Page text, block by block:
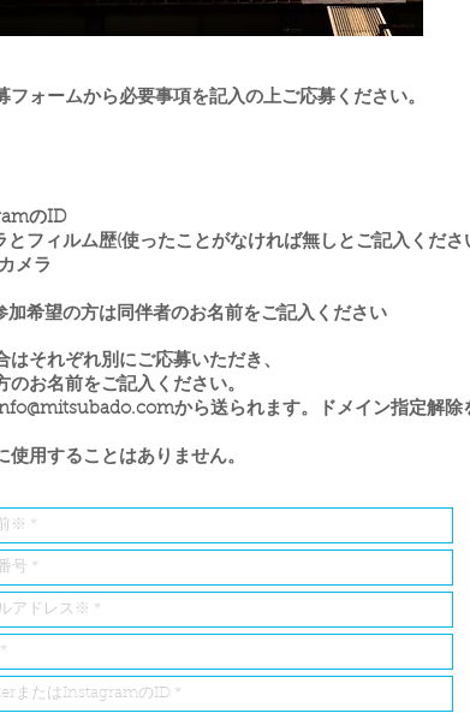
フォームから必要事項を記入の上ご応募ください。
のID
とフィルム歴(使ったことがなければ無しとご記入くださ
メラ
加希望の方は同伴者のお名前をご記入ください
はそれぞれ別にご応募いただき、
のお名前をご記入ください。
から送られます。ドメイン指定解除
使用することはありません。